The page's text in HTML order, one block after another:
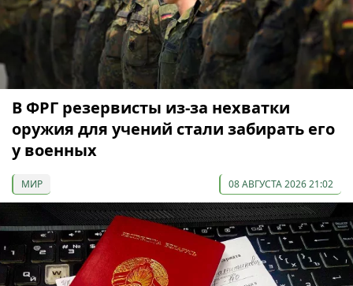
В ФРГ резервисты из-за нехватки
оружия для учений стали забирать его
у военных
МИР 08 АВГУСТА 2026 21:02